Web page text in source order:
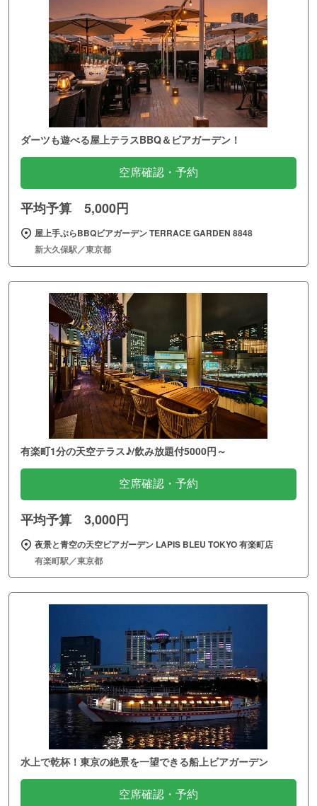
ダーツも遊べる屋上テラスBBQ＆ビアガーデン！
空席確認・予約
平均予算 5,000円
屋上手ぶらBBQビアガーデン TERRACE GARDEN 8848
新大久保駅／東京都
有楽町1分の天空テラス♪/飲み放題付5000円～
空席確認・予約
平均予算 3,000円
夜景と青空の天空ビアガーデン LAPIS BLEU TOKYO 有楽町店
有楽町駅／東京都
水上で乾杯！東京の絶景を一望できる船上ビアガーデン
空席確認・予約